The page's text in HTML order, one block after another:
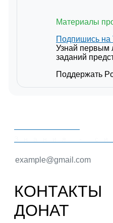
Материалы
Подпишись на
Узнай первым
заданий
Поддержать
КОНТАКТЫ
ДОНАТ